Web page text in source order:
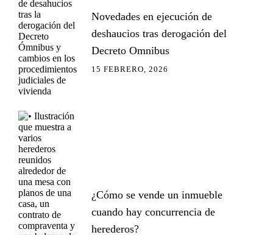
Novedades en ejecución de
deshaucios tras derogación del
Decreto Omnibus
15 FEBRERO, 2026
¿Cómo se vende un inmueble
cuando hay concurrencia de
herederos?